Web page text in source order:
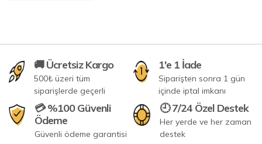
🚚 Ücretsiz Kargo
500₺ üzeri tüm
siparişlerde geçerli
1'e 1 İade
Siparişten sonra 1 gün
içinde iptal imkanı
💳 %100 Güvenli
Ödeme
Güvenli ödeme garantisi
🕘 7/24 Özel Destek
Her yerde ve her zaman
destek